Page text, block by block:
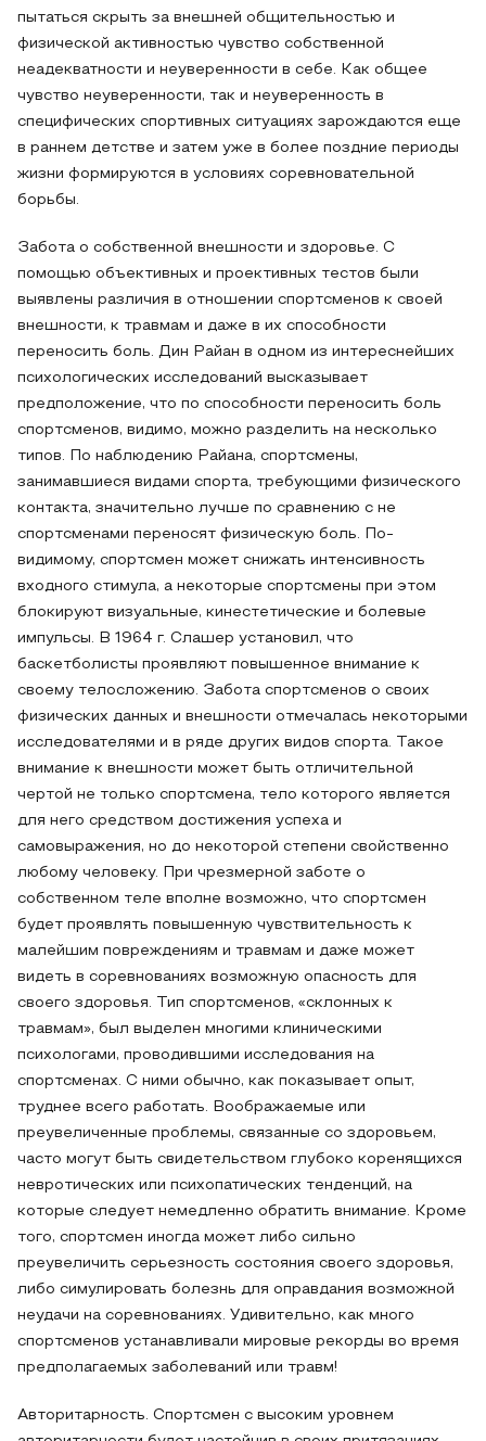
пытаться скрыть за внешней общительностью и
физической активностью чувство собственной
неадекватности и неуверенности в себе. Как общее
чувство неуверенности, так и неуверенность в
специфических спортивных ситуациях зарождаются еще
в раннем детстве и затем уже в более поздние периоды
жизни формируются в условиях соревновательной
борьбы.
Забота о собственной внешности и здоровье. С
помощью объективных и проективных тестов были
выявлены различия в отношении спортсменов к своей
внешности, к травмам и даже в их способности
переносить боль. Дин Райан в одном из интереснейших
психологических исследований высказывает
предположение, что по способности переносить боль
спортсменов, видимо, можно разделить на несколько
типов. По наблюдению Райана, спортсмены,
занимавшиеся видами спорта, требующими физического
контакта, значительно лучше по сравнению с не
спортсменами переносят физическую боль. По-
видимому, спортсмен может снижать интенсивность
входного стимула, а некоторые спортсмены при этом
блокируют визуальные, кинестетические и болевые
импульсы. В 1964 г. Слашер установил, что
баскетболисты проявляют повышенное внимание к
своему телосложению. Забота спортсменов о своих
физических данных и внешности отмечалась некоторыми
исследователями и в ряде других видов спорта. Такое
внимание к внешности может быть отличительной
чертой не только спортсмена, тело которого является
для него средством достижения успеха и
самовыражения, но до некоторой степени свойственно
любому человеку. При чрезмерной заботе о
собственном теле вполне возможно, что спортсмен
будет проявлять повышенную чувствительность к
малейшим повреждениям и травмам и даже может
видеть в соревнованиях возможную опасность для
своего здоровья. Тип спортсменов, «склонных к
травмам», был выделен многими клиническими
психологами, проводившими исследования на
спортсменах. С ними обычно, как показывает опыт,
труднее всего работать. Воображаемые или
преувеличенные проблемы, связанные со здоровьем,
часто могут быть свидетельством глубоко коренящихся
невротических или психопатических тенденций, на
которые следует немедленно обратить внимание. Кроме
того, спортсмен иногда может либо сильно
преувеличить серьезность состояния своего здоровья,
либо симулировать болезнь для оправдания возможной
неудачи на соревнованиях. Удивительно, как много
спортсменов устанавливали мировые рекорды во время
предполагаемых заболеваний или травм!
Авторитарность. Спортсмен с высоким уровнем